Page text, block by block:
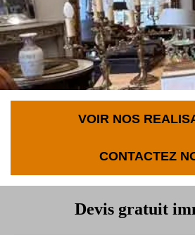
VOIR NOS
CONTACTEZ
Devis gratuit